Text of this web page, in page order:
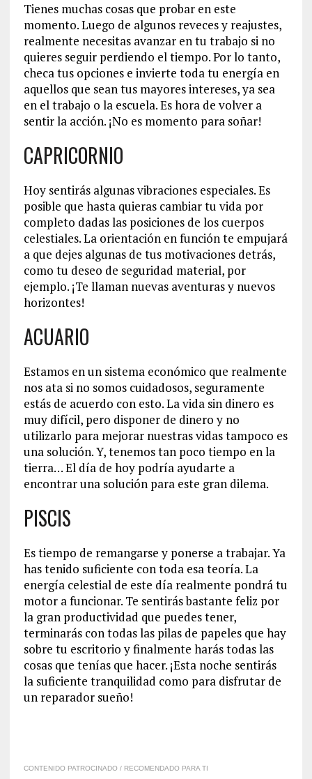
Tienes muchas cosas que probar en este
momento. Luego de algunos reveces y reajustes,
realmente necesitas avanzar en tu trabajo si no
quieres seguir perdiendo el tiempo. Por lo tanto,
checa tus opciones e invierte toda tu energía en
aquellos que sean tus mayores intereses, ya sea
en el trabajo o la escuela. Es hora de volver a
sentir la acción. ¡No es momento para soñar!
CAPRICORNIO
Hoy sentirás algunas vibraciones especiales. Es
posible que hasta quieras cambiar tu vida por
completo dadas las posiciones de los cuerpos
celestiales. La orientación en función te empujará
a que dejes algunas de tus motivaciones detrás,
como tu deseo de seguridad material, por
ejemplo. ¡Te llaman nuevas aventuras y nuevos
horizontes!
ACUARIO
Estamos en un sistema económico que realmente
nos ata si no somos cuidadosos, seguramente
estás de acuerdo con esto. La vida sin dinero es
muy difícil, pero disponer de dinero y no
utilizarlo para mejorar nuestras vidas tampoco es
una solución. Y, tenemos tan poco tiempo en la
tierra… El día de hoy podría ayudarte a
encontrar una solución para este gran dilema.
PISCIS
Es tiempo de remangarse y ponerse a trabajar. Ya
has tenido suficiente con toda esa teoría. La
energía celestial de este día realmente pondrá tu
motor a funcionar. Te sentirás bastante feliz por
la gran productividad que puedes tener,
terminarás con todas las pilas de papeles que hay
sobre tu escritorio y finalmente harás todas las
cosas que tenías que hacer. ¡Esta noche sentirás
la suficiente tranquilidad como para disfrutar de
un reparador sueño!
CONTENIDO PATROCINADO / RECOMENDADO PARA TI